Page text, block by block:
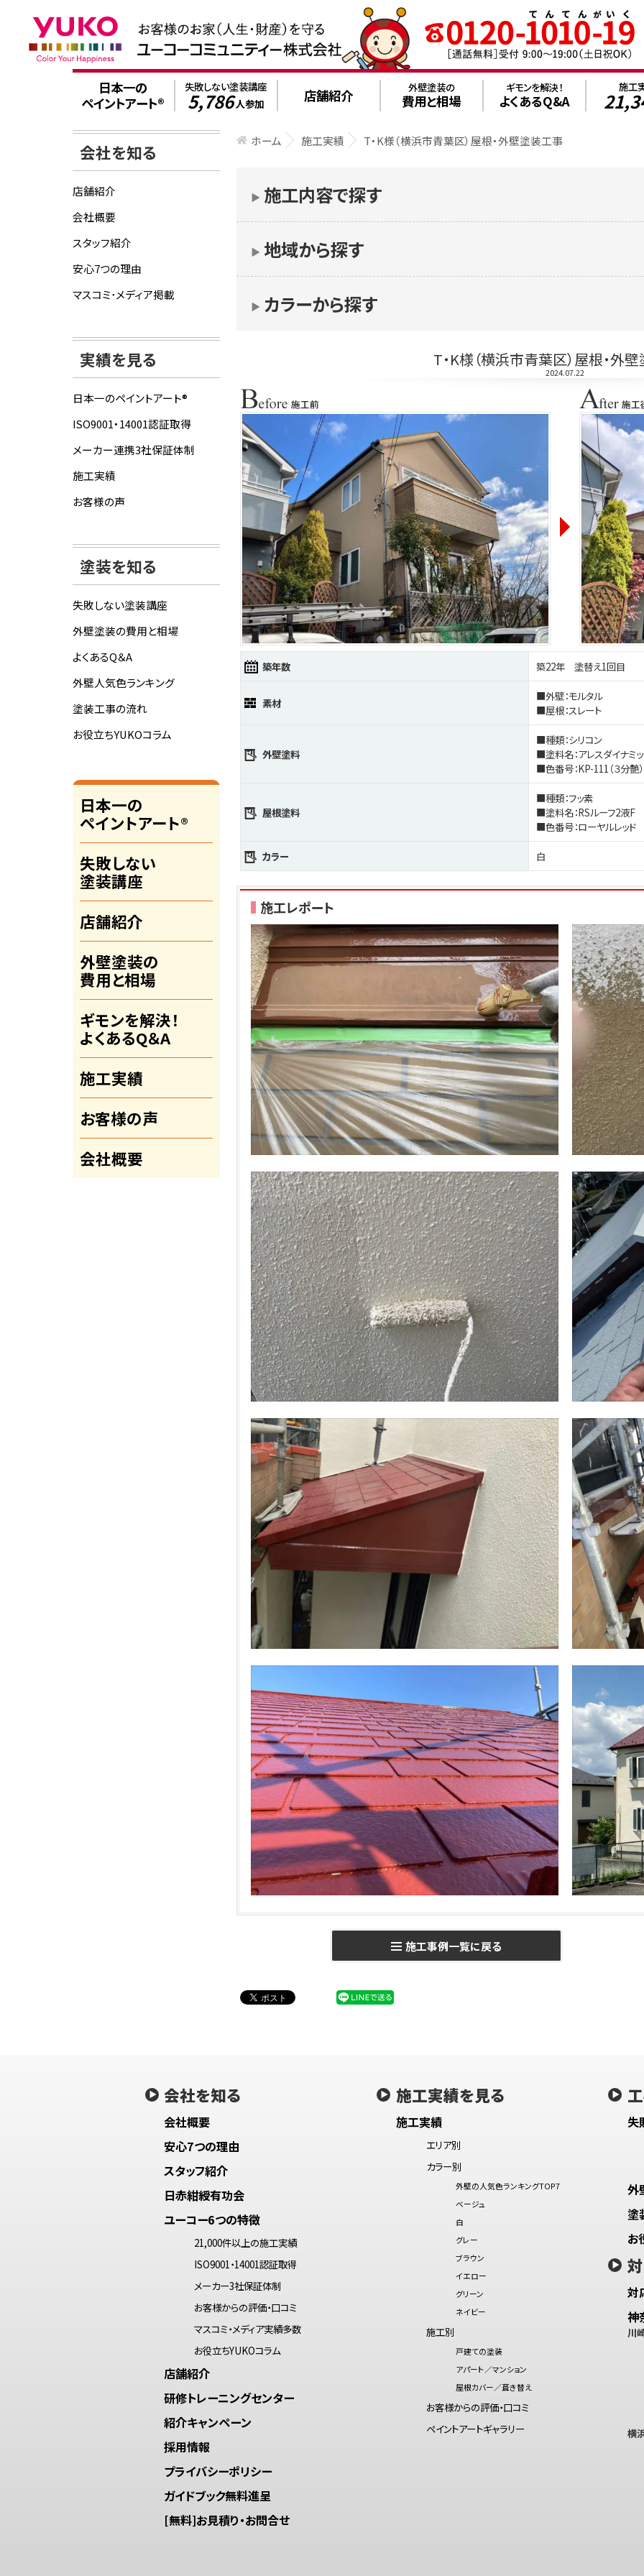
日本一の
ペイントアート®
失敗しない塗装講座
5,786人参加 店舗紹介 外壁塗装の
費用と相場
ギモンを解決！
よくあるQ&A
施工
ホーム 施工実績 T・K様（横浜市青葉区）屋根・外壁塗装工事
▶︎ 施工内容で探す
▶︎ カラーから探す
▶︎ 地域から探す
T・K様（横浜市青葉区）屋根・外
2024.07.22
築年数 築22年 塗替え1回目
素材
■外壁：モルタル
■屋根：スレート
外壁塗料
■種類：シリコン
■塗料名：アレスダイナミ
■色番号：KP-111（３分艶）
屋根塗料
■種類：フッ素
■塗料名：RSルーフ2液F
■色番号：ローヤルレッド
カラー 白
施工レポート
施工事例一覧に戻る
会社を知る
店舗紹介
会社概要
スタッフ紹介
安心7つの理由
マスコミ･メディア掲載
実績を見る
日本一のペイントアート®
ISO9001・14001認証取得
メーカー連携3社保証体制
施工実績
お客様の声
塗装を知る
失敗しない塗装講座
外壁塗装の費用と相場
よくあるQ＆A
外壁人気色ランキング
塗装工事の流れ
お役立ちYUKOコラム
日本一の
ペイントアート®
失敗しない
塗装講座
店舗紹介
外壁塗装の
費用と相場
ギモンを解決！
よくあるQ＆A
施工実績
お客様の声
会社概要
会社を知る
会社概要
安心7つの理由
スタッフ紹介
日赤紺綬有功会
ユーコー6つの特徴
21,000件以上の施工実績
ISO9001・14001認証取得
メーカー3社保証体制
お客様からの評価・口コミ
マスコミ・メディア実績多数
お役立ちYUKOコラム
店舗紹介
研修トレーニングセンター
紹介キャンペーン
採用情報
プライバシーポリシー
ガイドブック無料進呈
[無料]お見積り・お問合せ
施工実績を見る
施工実績
エリア別
カラー別
外壁の人気色ランキングTOP7
ベージュ
白
グレー
ブラウン
イエロー
グリーン
ネイビー
施工別
戸建ての塗装
アパート／マンション
屋根カバー／葺き替え
お客様からの評価・口コミ
ペイントアートギャラリー
失
外
塗
お
対
神
川
横